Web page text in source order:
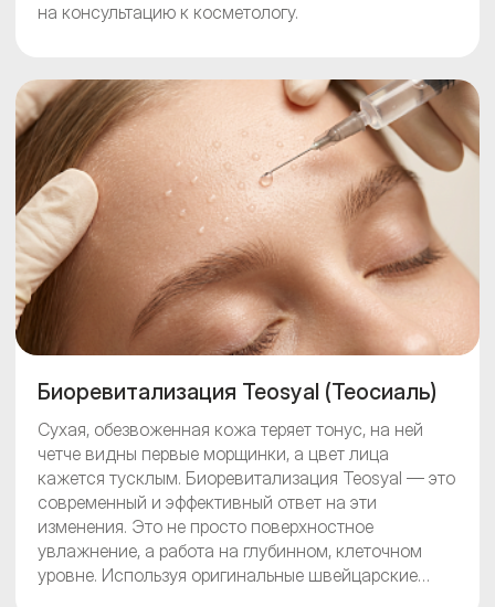
на консультацию к косметологу.
Биоревитализация Teosyal (Теосиаль)
Сухая, обезвоженная кожа теряет тонус, на ней
четче видны первые морщинки, а цвет лица
кажется тусклым. Биоревитализация Teosyal — это
современный и эффективный ответ на эти
изменения. Это не просто поверхностное
увлажнение, а работа на глубинном, клеточном
уровне. Используя оригинальные швейцарские